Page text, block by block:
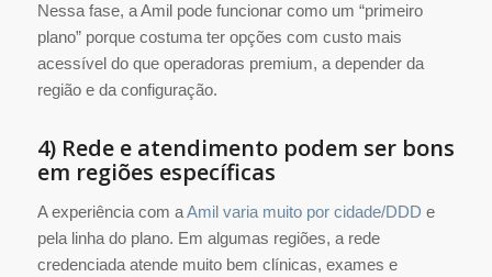
Nessa fase, a Amil pode funcionar como um “primeiro
plano” porque costuma ter opções com custo mais
acessível do que operadoras premium, a depender da
região e da configuração.
4) Rede e atendimento podem ser bons
em regiões específicas
A experiência com aAmil varia muito por cidade/DDD e
pela linha do plano. Em algumas regiões, a rede
credenciada atende muito bem clínicas, exames e